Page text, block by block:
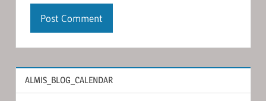
ALMIS_BLOG_CALENDAR